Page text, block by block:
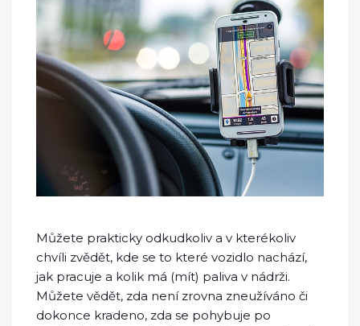
Můžete prakticky odkudkoliv a v kterékoliv
chvíli zvědět, kde se to které vozidlo nachází,
jak pracuje a kolik má (mít) paliva v nádrži.
Můžete vědět, zda není zrovna zneužíváno či
dokonce kradeno, zda se pohybuje po